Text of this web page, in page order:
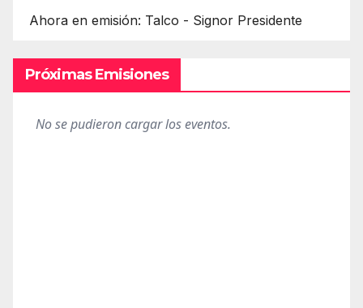
Ahora en emisión: Talco - Signor Presidente
Próximas Emisiones